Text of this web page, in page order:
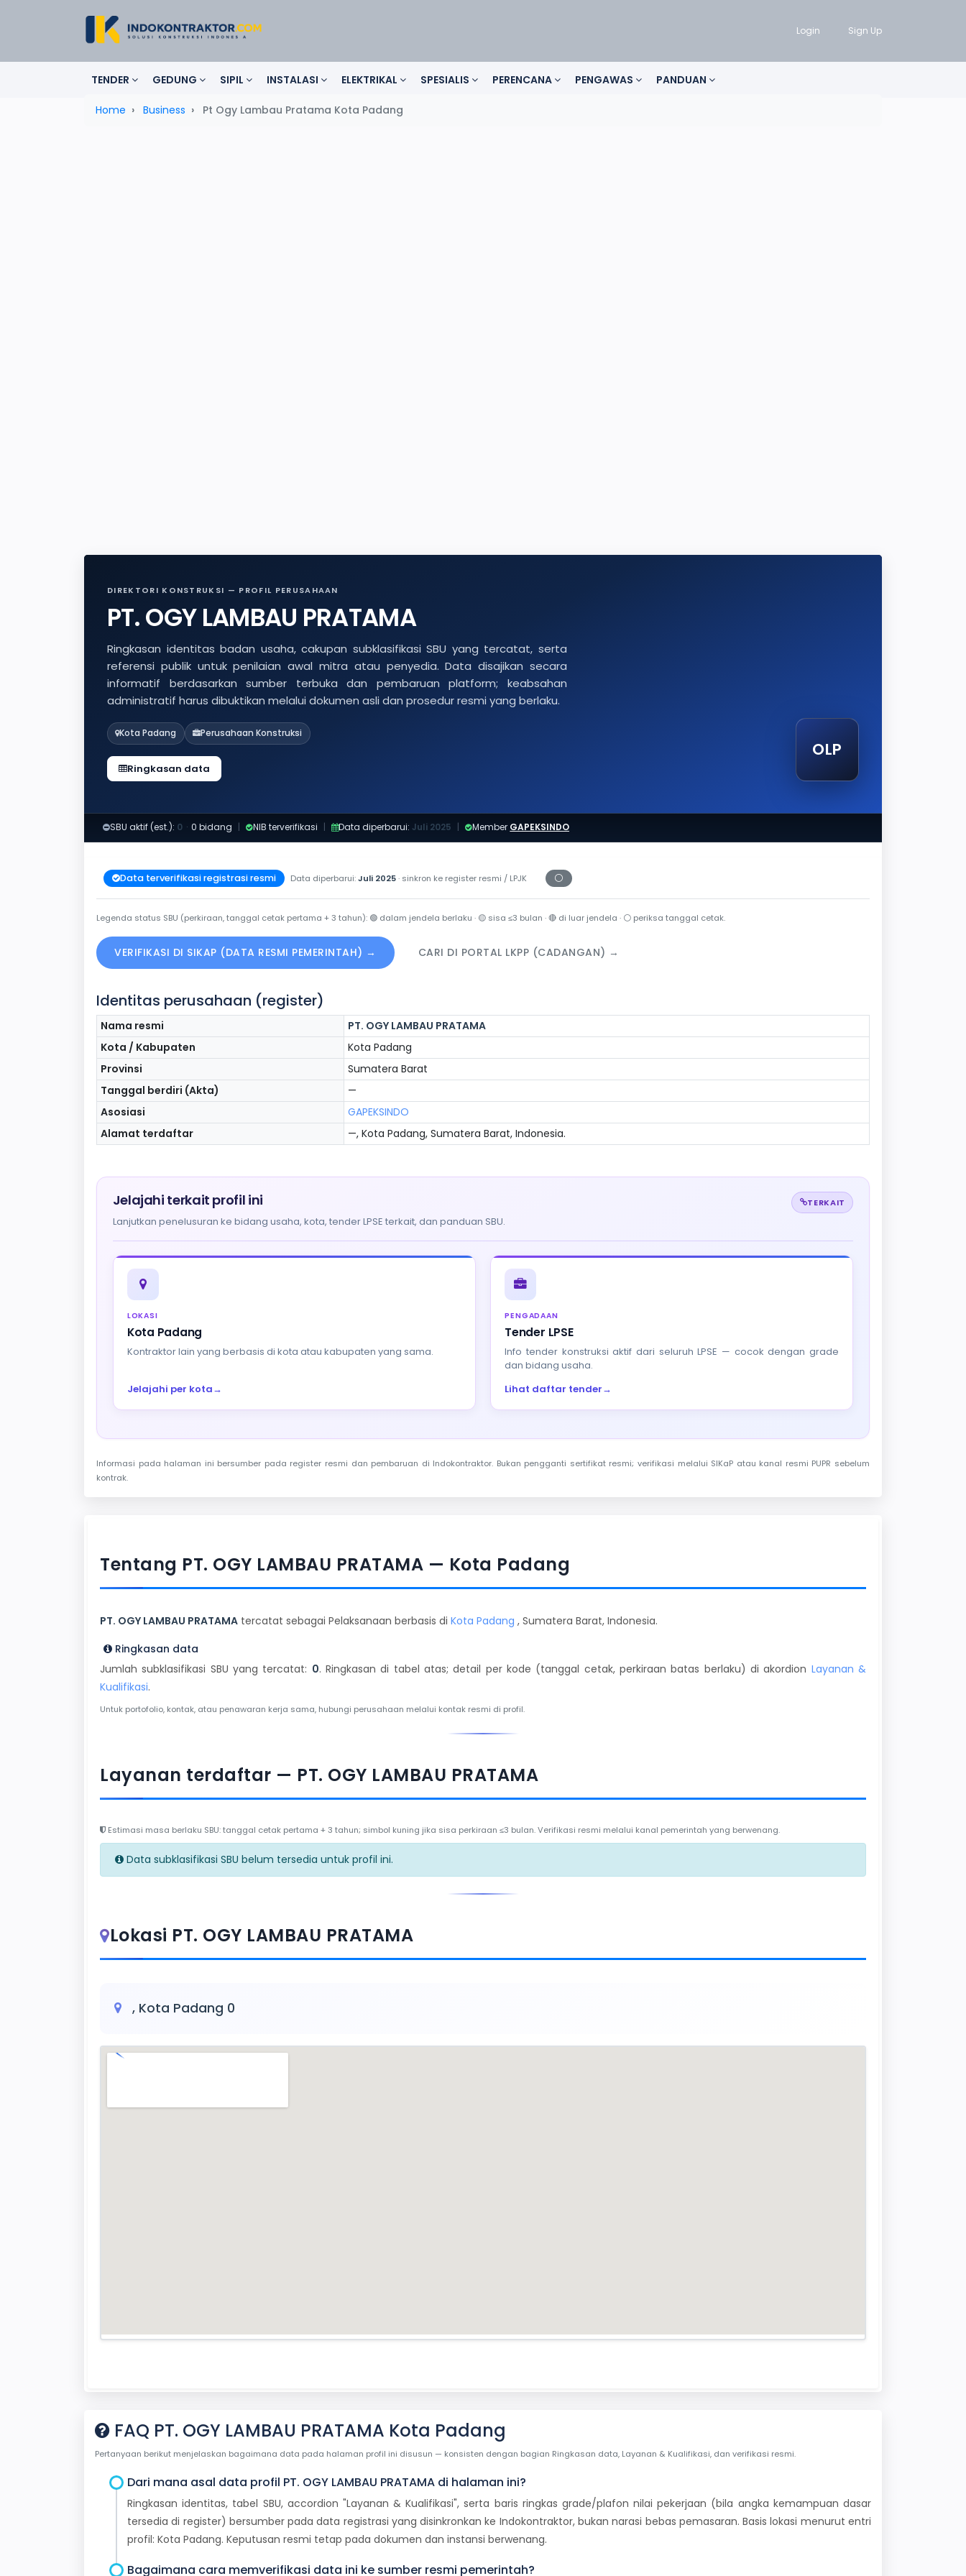
Login Sign Up
TENDER GEDUNG SIPIL INSTALASI ELEKTRIKAL SPESIALIS PERENCANA PENGAWAS PANDUAN
Home Business Pt Ogy Lambau Pratama Kota Padang
DIREKTORI KONSTRUKSI — PROFIL PERUSAHAAN
PT. OGY LAMBAU PRATAMA
Ringkasan identitas badan usaha, cakupan subklasifikasi SBU yang tercatat, serta
referensi publik untuk penilaian awal mitra atau penyedia. Data disajikan secara
informatif berdasarkan sumber terbuka dan pembaruan platform; keabsahan
administratif harus dibuktikan melalui dokumen asli dan prosedur resmi yang berlaku.
Kota Padang Perusahaan Konstruksi
Ringkasan data
OLP
SBU aktif (est.): 0 · 0 bidang | NIB terverifikasi | Data diperbarui: Juli 2025 | Member GAPEKSINDO
Data terverifikasi registrasi resmi Data diperbarui:Juli 2025· sinkron ke register resmi / LPJK ⚪
Periksa tanggal cetak
Legenda status SBU (perkiraan, tanggal cetak pertama + 3 tahun): 🟢 dalam jendela berlaku · 🟡 sisa ≤3 bulan ·🔴 di luar jendela · ⚪ periksa tanggal cetak.
VERIFIKASI DI SIKAP (DATA RESMI PEMERINTAH) → CARI DI PORTAL LKPP (CADANGAN) →
Identitas perusahaan (register)
Nama resmi
PT. OGY LAMBAU PRATAMA
Kota / Kabupaten
Kota Padang
Provinsi
Sumatera Barat
Tanggal berdiri (Akta)
—
Asosiasi
GAPEKSINDO
Alamat terdaftar
—, Kota Padang, Sumatera Barat, Indonesia.
Jelajahi terkait profil ini
Lanjutkan penelusuran ke bidang usaha, kota, tender LPSE terkait, dan panduan SBU.
TERKAIT
LOKASI
Kota Padang
Kontraktor lain yang berbasis di kota atau kabupaten yang sama.
Jelajahi per kota→
PENGADAAN
Tender LPSE
Info tender konstruksi aktif dari seluruh LPSE — cocok dengan grade
dan bidang usaha.
Lihat daftar tender→
Informasi pada halaman ini bersumber pada register resmi dan pembaruan di Indokontraktor. Bukan pengganti sertifikat resmi; verifikasi melalui SIKaP atau kanal resmi PUPR sebelum
kontrak.
Tentang PT. OGY LAMBAU PRATAMA — Kota Padang
PT. OGY LAMBAU PRATAMA tercatat sebagai Pelaksanaan berbasis di Kota Padang , Sumatera Barat, Indonesia.
Ringkasan data
Jumlah subklasifikasi SBU yang tercatat: 0. Ringkasan di tabel atas; detail per kode (tanggal cetak, perkiraan batas berlaku) di akordion Layanan &
Kualifikasi.
Untuk portofolio, kontak, atau penawaran kerja sama, hubungi perusahaan melalui kontak resmi di profil.
Layanan terdaftar — PT. OGY LAMBAU PRATAMA
Estimasi masa berlaku SBU: tanggal cetak pertama + 3 tahun; simbol kuning jika sisa perkiraan ≤3 bulan. Verifikasi resmi melalui kanal pemerintah yang berwenang.
Data subklasifikasi SBU belum tersedia untuk profil ini.
Lokasi PT. OGY LAMBAU PRATAMA
, Kota Padang 0
FAQ PT. OGY LAMBAU PRATAMA Kota Padang
Pertanyaan berikut menjelaskan bagaimana data pada halaman profil ini disusun — konsisten dengan bagian Ringkasan data, Layanan & Kualifikasi, dan verifikasi resmi.
Dari mana asal data profil PT. OGY LAMBAU PRATAMA di halaman ini?
Ringkasan identitas, tabel SBU, accordion "Layanan & Kualifikasi", serta baris ringkas grade/plafon nilai pekerjaan (bila angka kemampuan dasar
tersedia di register) bersumber pada data registrasi yang disinkronkan ke Indokontraktor, bukan narasi bebas pemasaran. Basis lokasi menurut entri
profil: Kota Padang. Keputusan resmi tetap pada dokumen dan instansi berwenang.
Bagaimana cara memverifikasi data ini ke sumber resmi pemerintah?